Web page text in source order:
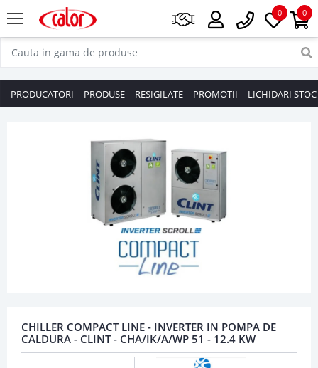
0
0
PRODUCATORI PRODUSE RESIGILATE PROMOTII LICHIDARI STOC
CHILLER COMPACT LINE - INVERTER IN POMPA DE
CALDURA - CLINT - CHA/IK/A/WP 51 - 12.4 KW